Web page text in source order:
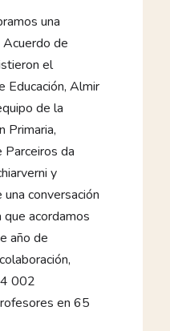
una
de
el
Educación, Almir
de la
Primaria,
da
y
conversación
que acordamos
año de
002
en 65